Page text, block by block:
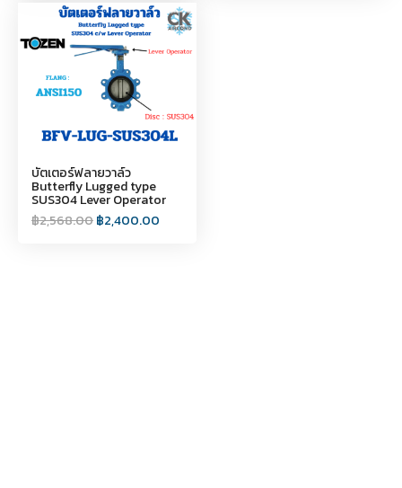
บัตเตอร์ฟลายวาล์ว
Butterfly Lugged type
SUS304 Lever Operator
฿2,568.00฿2,400.00